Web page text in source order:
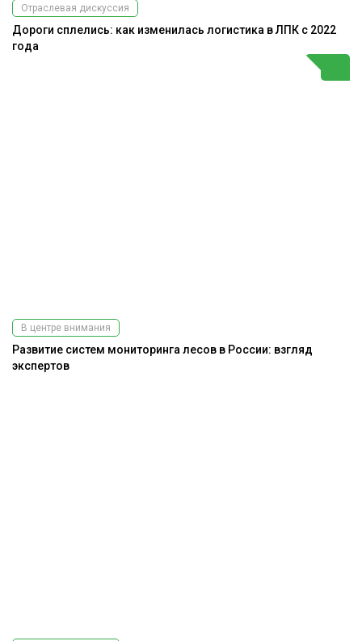
Отраслевая дискуссия
Дороги сплелись: как изменилась логистика в ЛПК с 2022
года
В центре внимания
Развитие систем мониторинга лесов в России: взгляд
экспертов